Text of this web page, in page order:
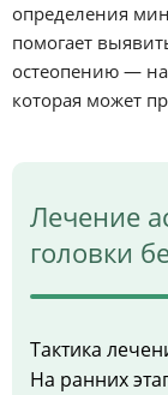
определения
помогает
остеопению —
которая может
Лечение
головки
Тактика
На ранних